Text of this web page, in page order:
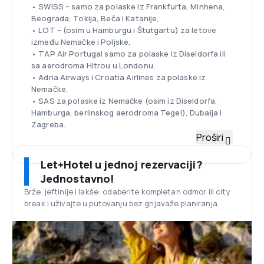
• SWISS – samo za polaske iz Frankfurta, Minhena,
Beograda, Tokija, Beča i Katanije,
• LOT – (osim u Hamburgu i Štutgartu) za letove
između Nemačke i Poljske,
• TAP Air Portugal samo za polaske iz Diseldorfa ili
sa aerodroma Hitrou u Londonu,
• Adria Airways i Croatia Airlines za polaske iz
Nemačke,
• SAS za polaske iz Nemačke (osim iz Diseldorfa,
Hamburga, berlinskog aerodroma Tegel), Dubaija i
Zagreba.
Sastoji se od skoro 300 aviona. Airbus A380-800,
A340-600, A340-300, A330-300 i Boeing 747-8, 747-
400, BBJ 737-800 IGW koriste se za
interkontinentalne letove. Na relacijama srednje
udaljenosti koriste se Airbus A321-100 / 200, A320-
200, A319-100 i Boeing 737-500, 737-300. Embraer
ERJ-195 i ERJ-190 kao i Bombardier CRJ900 i CRJ700
lete na najkraćim relacijama.
Frankfurtski aerodrom
Proširi
Let+Hotel u jednoj rezervaciji?
Jednostavno!
Brže, jeftinije i lakše: odaberite kompletan odmor ili city
break i uživajte u putovanju bez gnjavaže planiranja.